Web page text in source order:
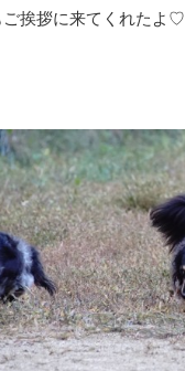
ご挨拶に来てくれたよ♡